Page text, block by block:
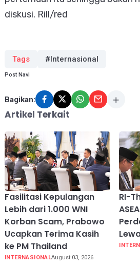
diskusi. Rill/red
Tags #Internasional
Post Navi
Bagikan:
Artikel Terkait
Fasilitasi Kepulangan
Lebih dari 1.000 WNI
Korban Scam, Prabowo
Ucapkan Terima Kasih
ke PM Thailand
INTERNASIONALAugust 03, 2026
RI-